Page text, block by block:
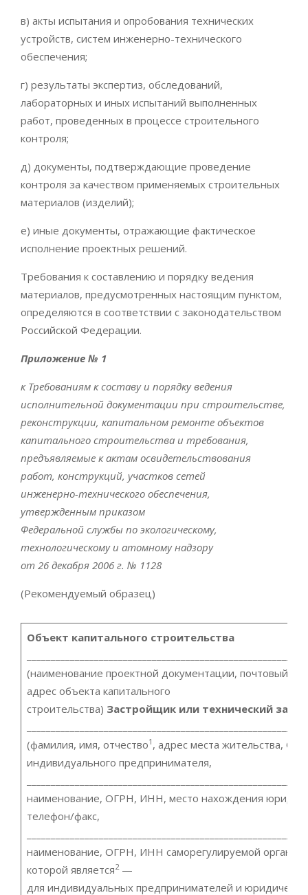
в) акты испытания и опробования технических
устройств, систем инженерно-технического
обеспечения;
г) результаты экспертиз, обследований,
лабораторных и иных испытаний выполненных
работ, проведенных в процессе строительного
контроля;
д) документы, подтверждающие проведение
контроля за качеством применяемых строительных
материалов (изделий);
е) иные документы, отражающие фактическое
исполнение проектных решений.
Требования к составлению и порядку ведения
материалов, предусмотренных настоящим пунктом,
определяются в соответствии с законодательством
Российской Федерации.
Приложение № 1
к Требованиям к составу и порядку ведения
исполнительной документации при строительстве,
реконструкции, капитальном ремонте объектов
капитального строительства и требования,
предъявляемые к актам освидетельствования
работ, конструкций, участков сетей
инженерно-технического обеспечения,
утвержденным приказом
Федеральной службы по экологическому,
технологическому и атомному надзору
от 26 декабря 2006 г. № 1128
(Рекомендуемый образец)
Объект капитального строительства
(наименование проектной документации, почтовый
адрес объекта капитального
строительства) Застройщик или технический
(фамилия, имя, отчество1 , адрес места жительства,
индивидуального предпринимателя,
наименование, ОГРН, ИНН, место нахождения
телефон/факс,
наименование, ОГРН, ИНН саморегулируемой
которой является2—
для индивидуальных предпринимателей и